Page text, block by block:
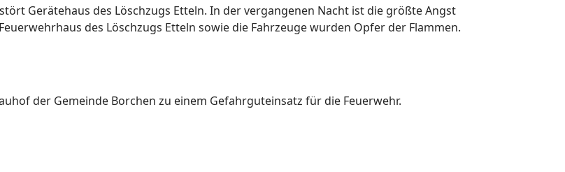
Gerätehaus des Löschzugs Etteln. In der vergangenen Nacht ist die größte Angst
des Löschzugs Etteln sowie die Fahrzeuge wurden Opfer der Flammen.
der Gemeinde Borchen zu einem Gefahrguteinsatz für die Feuerwehr.